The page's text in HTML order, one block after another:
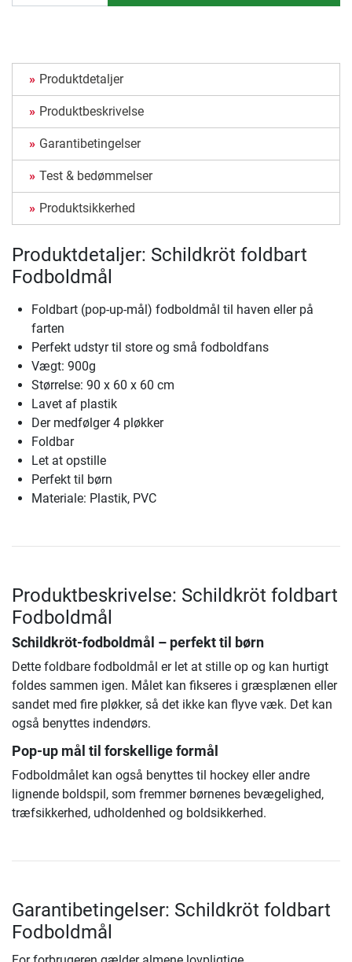
Produktdetaljer
Produktbeskrivelse
Garantibetingelser
Test & bedømmelser
Produktsikkerhed
Produktdetaljer: Schildkröt foldbart
Fodboldmål
Foldbart (pop-up-mål) fodboldmål til haven eller på
farten
Perfekt udstyr til store og små fodboldfans
Vægt: 900g
Størrelse: 90 x 60 x 60 cm
Lavet af plastik
Der medfølger 4 pløkker
Foldbar
Let at opstille
Perfekt til børn
Materiale: Plastik, PVC
Produktbeskrivelse: Schildkröt foldbart
Fodboldmål
Schildkröt-fodboldmål – perfekt til børn
Dette foldbare fodboldmål er let at stille op og kan hurtigt
foldes sammen igen. Målet kan fikseres i græsplænen eller
sandet med fire pløkker, så det ikke kan flyve væk. Det kan
også benyttes indendørs.
Pop-up mål til forskellige formål
Fodboldmålet kan også benyttes til hockey eller andre
lignende boldspil, som fremmer børnenes bevægelighed,
træfsikkerhed, udholdenhed og boldsikkerhed.
Garantibetingelser: Schildkröt foldbart
Fodboldmål